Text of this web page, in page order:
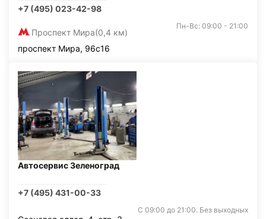
+7 (495) 023-42-98
Проспект Мира(0,4 км)
Пн-Вс: 09:00 - 21:00
проспект Мира, 96с16
Автосервис Зеленоград
+7 (495) 431-00-33
С 09:00 до 21:00. Без выходных